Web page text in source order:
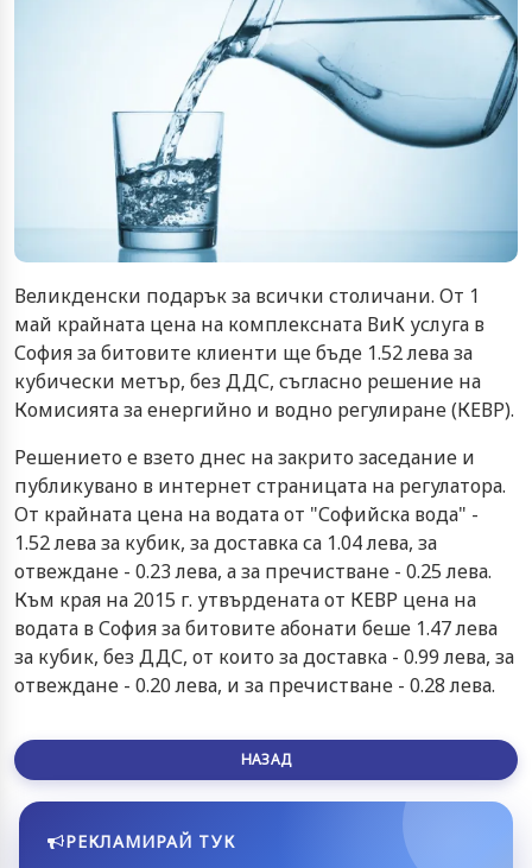
Великденски подарък за всички столичани. От 1
май крайната цена на комплексната ВиК услуга в
София за битовите клиенти ще бъде 1.52 лева за
кубически метър, без ДДС, съгласно решение на
Комисията за енергийно и водно регулиране (КЕВР).
Решението е взето днес на закрито заседание и
публикувано в интернет страницата на регулатора.
От крайната цена на водата от "Софийска вода" -
1.52 лева за кубик, за доставка са 1.04 лева, за
отвеждане - 0.23 лева, а за пречистване - 0.25 лева.
Към края на 2015 г. утвърдената от КЕВР цена на
водата в София за битовите абонати беше 1.47 лева
за кубик, без ДДС, от които за доставка - 0.99 лева, за
отвеждане - 0.20 лева, и за пречистване - 0.28 лева.
НАЗАД
РЕКЛАМИРАЙ ТУК